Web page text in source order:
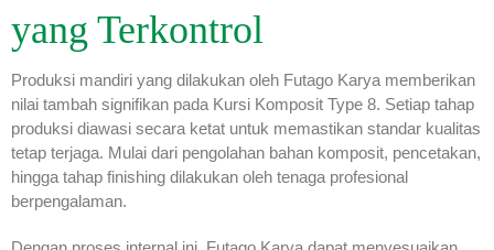
yang Terkontrol
Produksi mandiri yang dilakukan oleh Futago Karya memberikan
nilai tambah signifikan pada Kursi Komposit Type 8. Setiap tahap
produksi diawasi secara ketat untuk memastikan standar kualitas
tetap terjaga. Mulai dari pengolahan bahan komposit, pencetakan,
hingga tahap finishing dilakukan oleh tenaga profesional
berpengalaman.